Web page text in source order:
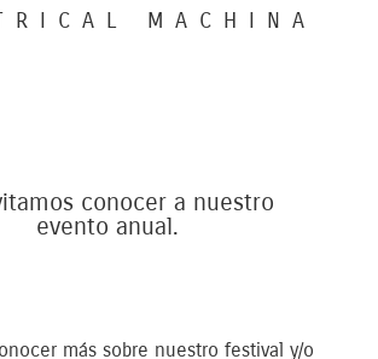
MACHINA
conocer a nuestro
evento anual.
más sobre nuestro festival y/o